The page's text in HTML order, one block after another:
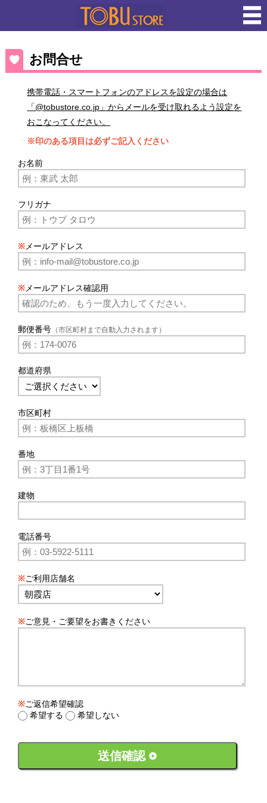
お問合せ
携帯電話・スマートフォンのアドレスを設定の場合は
「@tobustore.co.jp」からメールを受け取れるよう設定を
おこなってください。
※印のある項目は必ずご記入ください
お名前
フリガナ
※ メールアドレス
※ メールアドレス確認用
郵便番号 （市区町村まで自動入力されます）
都道府県
市区町村
番地
建物
電話番号
※ご利用店舗名
※ご意見・ご要望をお書きください
※ご返信希望確認
希望する
希望しない
送信確認